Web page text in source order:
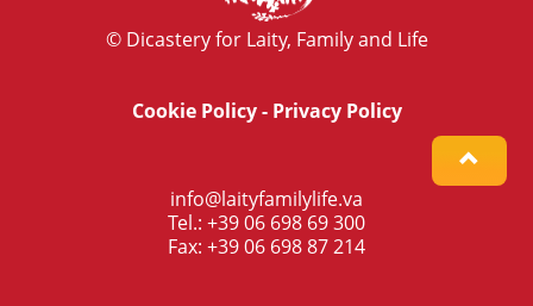
© Dicastery for Laity, Family and Life
Cookie Policy- Privacy Policy
info@laityfamilylife.va
Tel.: +39 06 698 69 300
Fax: +39 06 698 87 214